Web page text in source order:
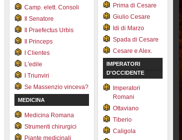
Camp. elett. Consoli
Il Senatore
Il Praefectus Urbis
Il Princeps
I Clientes
L'edile
I Triunviri
Se Massenzio vinceva?
MEDICINA
Medicina Romana
Strumenti chirurgici
Piante medicinali
Prima di Cesare
Giulio Cesare
Idi di Marzo
Spada di Cesare
Cesare e Alex.
IMPERATORI
D'OCCIDENTE
Imperatori
Romani
Ottaviano
Tiberio
Caligola